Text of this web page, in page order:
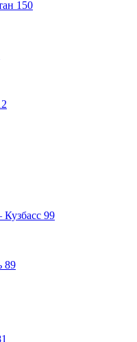
150
Кузбасс 99
89